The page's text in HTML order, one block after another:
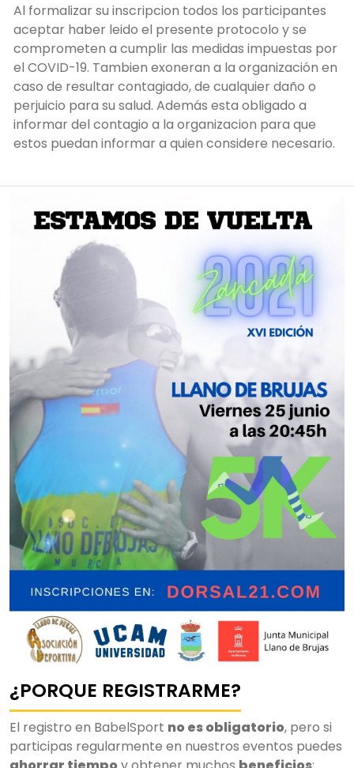
Al formalizar su inscripcion todos los participantes
aceptar haber leido el presente protocolo y se
comprometen a cumplir las medidas impuestas por
el COVID-19. Tambien exoneran a la organización en
caso de resultar contagiado, de cualquier daño o
perjuicio para su salud. Además esta obligado a
informar del contagio a la organizacion para que
estos puedan informar a quien considere necesario.
¿PORQUE REGISTRARME?
El registro en BabelSport no es obligatorio, pero si
participas regularmente en nuestros eventos puedes